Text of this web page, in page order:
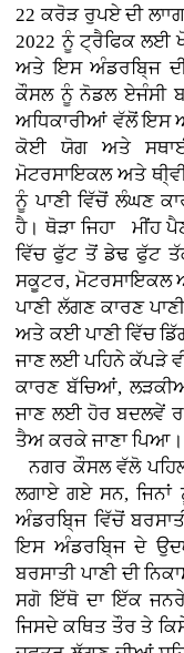
22 ਕਰੋੜ ਰੁਪਏ ਦੀ
2022 ਨੂੰ ਟ੍ਰੈਫਿਕ ਲਈ
ਅਤੇ ਇਸ ਅੰਡਰਬਿ੍ਜ ਦੀ
ਕੌਸਲ ਨੂੰ ਨੋਡਲ ਏਜੰਸੀ
ਅਧਿਕਾਰੀਆਂ ਵੱਲੋਂ ਇਸ
ਕੋਈ ਯੋਗ ਅਤੇ
ਮੋਟਰਸਾਇਕਲ ਅਤੇ
ਨੂੰ ਪਾਣੀ ਵਿੱਚੋਂ ਲੰਘਣ
ਹੈ। ਥੋੜਾ ਜਿਹਾ ਮੀਂਹ
ਵਿੱਚ ਫੁੱਟ ਤੋਂ ਡੇਢ ਫੁੱਟ
ਸਕੂਟਰ, ਮੋਟਰਸਾਇਕਲ
ਪਾਣੀ ਲੱਗਣ ਕਾਰਣ
ਅਤੇ ਕਈ ਪਾਣੀ ਵਿੱਚ
ਜਾਣ ਲਈ ਪਹਿਨੇ ਕੱਪੜੇ
ਕਾਰਣ ਬੱਚਿਆਂ,
ਜਾਣ ਲਈ ਹੋਰ ਬਦਲਵੇਂ
ਤੈਅ ਕਰਕੇ ਜਾਣਾ ਪਿਆ।
ਨਗਰ ਕੌਸਲ ਵੱਲੋ
ਲਗਾਏ ਗਏ ਸਨ,
ਅੰਡਰਬਿ੍ਜ ਵਿੱਚੋਂ
ਇਸ ਅੰਡਰਬਿ੍ਜ ਦੇ
ਬਰਸਾਤੀ ਪਾਣੀ ਦੀ
ਸਗੋ ਇੱਥੋ ਦਾ ਇੱਕ
ਜਿਸਦੇ ਕਥਿਤ ਤੌਰ ਤੇ